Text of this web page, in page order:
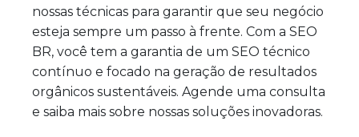
nossas técnicas para garantir que seu negócio
esteja sempre um passo à frente. Com a SEO
BR, você tem a garantia de um SEO técnico
contínuo e focado na geração de resultados
orgânicos sustentáveis. Agende uma consulta
e saiba mais sobre nossas soluções inovadoras.